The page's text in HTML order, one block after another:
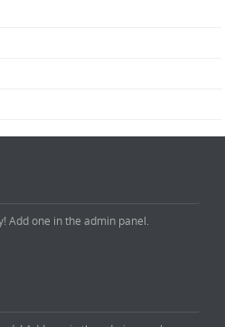
Add one in the admin panel.